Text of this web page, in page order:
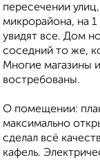
пересечении
микрорайона, на
увидят все. Дом
соседний то же,
Многие магазины
востребованы.
О помещении:
максимально
сделал всё
кафель.